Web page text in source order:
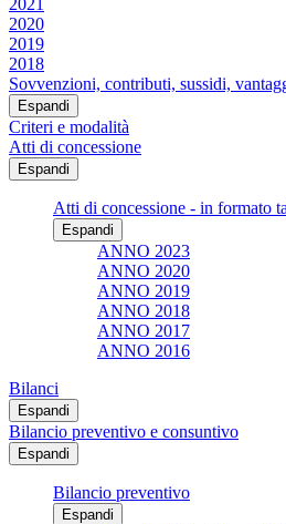
2020
2019
2018
Sovvenzioni, contributi, sussidi,
Espandi
Criteri e modalità
Atti di concessione
Espandi
Atti di concessione - in formato
Espandi
ANNO 2023
ANNO 2020
ANNO 2019
ANNO 2018
ANNO 2017
ANNO 2016
Bilanci
Espandi
Bilancio preventivo e consuntivo
Espandi
Bilancio preventivo
Espandi